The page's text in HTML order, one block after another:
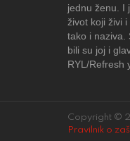
jednu ženu. I
život koji živi
tako i naziva.
bili su joj i
RYL/Refresh
Copyright ©
Pravilnik o